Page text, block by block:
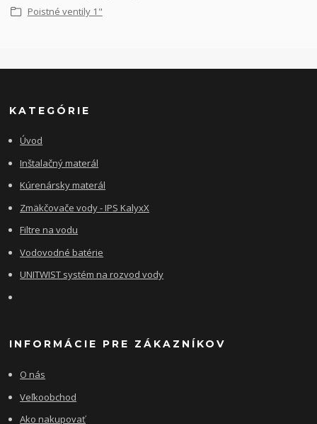
Poistné ventily 1"
KATEGÓRIE
Úvod
Inštalačný materál
Kúrenársky materál
Zmäkčovače vody - IPS KalyxX
Filtre na vodu
Vodovodné batérie
UNITWIST systém na rozvod vody
INFORMÁCIE PRE ZÁKAZNÍKOV
O nás
Veľkoobchod
Ako nakupovať